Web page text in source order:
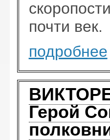
почти век.
подробнее
Герой